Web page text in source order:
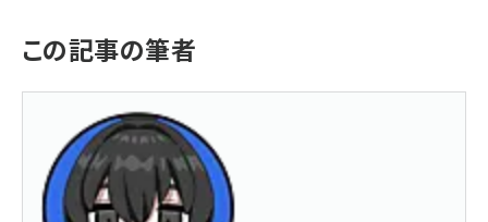
この記事の筆者